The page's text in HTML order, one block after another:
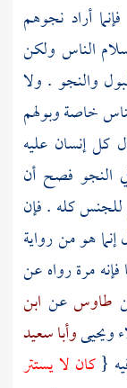
أراد نجوهم
الناس ولكن
والنجو . ولا
خاصة وبولهم
كل إنسان عليه
النجو فصح أن
كله . فإن
هو من رواية
مرة رواه عن
طاوسعن ابن
ويحيىوأبا سعيد
{كان لا يستتر